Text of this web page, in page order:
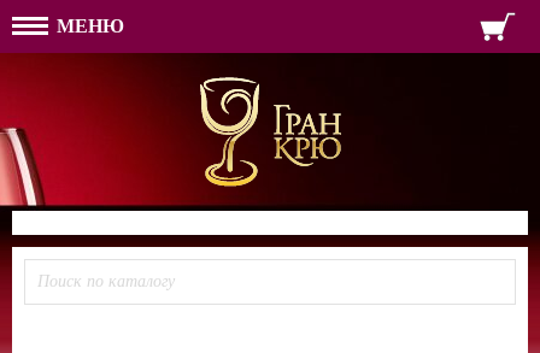
МЕНЮ
ПАРОЛЬ
ФОРМА ОБРАТНОЙ
ТЕЛЕФОН:
ИМЯ
ПАРОЛЬ